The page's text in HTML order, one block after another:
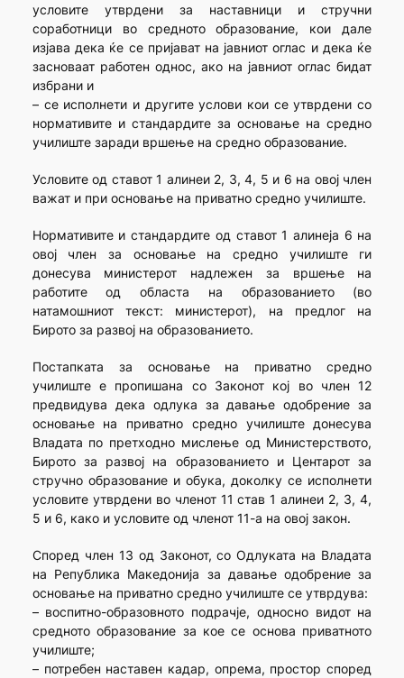
условите утврдени за наставници и стручни
соработници во средното образование, кои дале
изјава дека ќе се пријават на јавниот оглас и дека ќе
засноваат работен однос, ако на јавниот оглас бидат
избрани и
– се исполнети и другите услови кои се утврдени со
нормативите и стандардите за основање на средно
училиште заради вршење на средно образование.
Условите од ставот 1 алинеи 2, 3, 4, 5 и 6 на овој член
важат и при основање на приватно средно училиште.
Нормативите и стандардите од ставот 1 алинеја 6 на
овој член за основање на средно училиште ги
донесува министерот надлежен за вршење на
работите од областа на образованието (во
натамошниот текст: министерот), на предлог на
Бирото за развој на образованието.
Постапката за основање на приватно средно
училиште е пропишана со Законот кој во член 12
предвидува дека одлука за давање одобрение за
основање на приватно средно училиште донесува
Владата по претходно мислење од Министерството,
Бирото за развој на образованието и Центарот за
стручно образование и обука, доколку се исполнети
условите утврдени во членот 11 став 1 алинеи 2, 3, 4,
5 и 6, како и условите од членот 11-а на овој закон.
Според член 13 од Законот, со Одлуката на Владата
на Република Македонија за давање одобрение за
основање на приватно средно училиште се утврдува:
– воспитно-образовното подрачје, односно видот на
средното образование за кое се основа приватното
училиште;
– потребен наставен кадар, опрема, простор според